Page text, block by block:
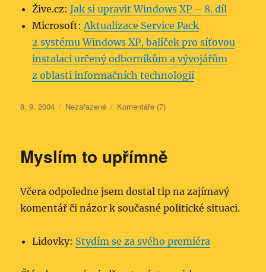
Žive.cz:Jak si upravit Windows XP – 8. díl
Microsoft:Aktualizace Service Pack
2 systému Windows XP, balíček pro síťovou
instalaci určený odborníkům a vývojářům
z oblasti informačních technologií
Publikováno:
8. 9. 2004 Rubriky:
Nezařazené Komentáře (7)
Myslím to upřímně
Včera odpoledne jsem dostal tip na zajímavý
komentář či názor k současné politické situaci.
Lidovky: Stydím se za svého premiéra